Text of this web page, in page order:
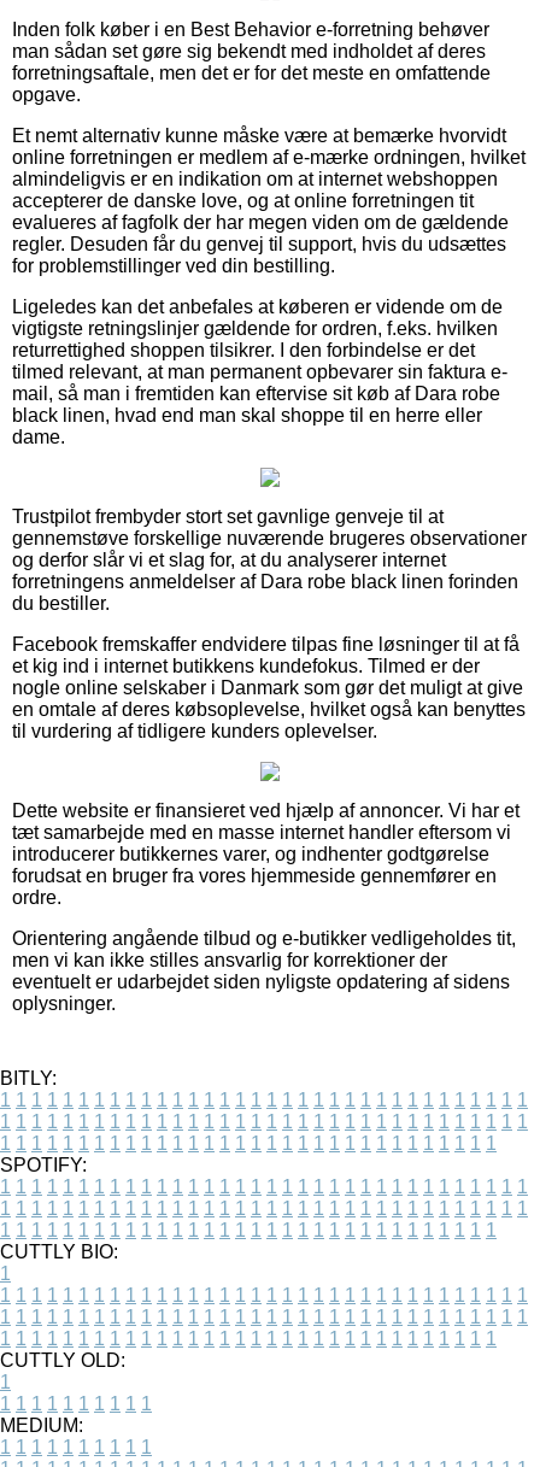
Inden folk køber i en Best Behavior e-forretning behøver
man sådan set gøre sig bekendt med indholdet af deres
forretningsaftale, men det er for det meste en omfattende
opgave.
Et nemt alternativ kunne måske være at bemærke hvorvidt
online forretningen er medlem af e-mærke ordningen, hvilket
almindeligvis er en indikation om at internet webshoppen
accepterer de danske love, og at online forretningen tit
evalueres af fagfolk der har megen viden om de gældende
regler. Desuden får du genvej til support, hvis du udsættes
for problemstillinger ved din bestilling.
Ligeledes kan det anbefales at køberen er vidende om de
vigtigste retningslinjer gældende for ordren, f.eks. hvilken
returrettighed shoppen tilsikrer. I den forbindelse er det
tilmed relevant, at man permanent opbevarer sin faktura e-
mail, så man i fremtiden kan eftervise sit køb af Dara robe
black linen, hvad end man skal shoppe til en herre eller
dame.
Trustpilot frembyder stort set gavnlige genveje til at
gennemstøve forskellige nuværende brugeres observationer
og derfor slår vi et slag for, at du analyserer internet
forretningens anmeldelser af Dara robe black linen forinden
du bestiller.
Facebook fremskaffer endvidere tilpas fine løsninger til at få
et kig ind i internet butikkens kundefokus. Tilmed er der
nogle online selskaber i Danmark som gør det muligt at give
en omtale af deres købsoplevelse, hvilket også kan benyttes
til vurdering af tidligere kunders oplevelser.
Dette website er finansieret ved hjælp af annoncer. Vi har et
tæt samarbejde med en masse internet handler eftersom vi
introducerer butikkernes varer, og indhenter godtgørelse
forudsat en bruger fra vores hjemmeside gennemfører en
ordre.
Orientering angående tilbud og e-butikker vedligeholdes tit,
men vi kan ikke stilles ansvarlig for korrektioner der
eventuelt er udarbejdet siden nyligste opdatering af sidens
oplysninger.
BITLY:
1 1 1 1 1 1 1 1 1 1 1 1 1 1 1 1 1 1 1 1 1 1 1 1 1 1 1 1 1 1 1 1 1 1
1 1 1 1 1 1 1 1 1 1 1 1 1 1 1 1 1 1 1 1 1 1 1 1 1 1 1 1 1 1 1 1 1 1
1 1 1 1 1 1 1 1 1 1 1 1 1 1 1 1 1 1 1 1 1 1 1 1 1 1 1 1 1 1 1 1
SPOTIFY:
1 1 1 1 1 1 1 1 1 1 1 1 1 1 1 1 1 1 1 1 1 1 1 1 1 1 1 1 1 1 1 1 1 1
1 1 1 1 1 1 1 1 1 1 1 1 1 1 1 1 1 1 1 1 1 1 1 1 1 1 1 1 1 1 1 1 1 1
1 1 1 1 1 1 1 1 1 1 1 1 1 1 1 1 1 1 1 1 1 1 1 1 1 1 1 1 1 1 1 1
CUTTLY BIO:
1
1 1 1 1 1 1 1 1 1 1 1 1 1 1 1 1 1 1 1 1 1 1 1 1 1 1 1 1 1 1 1 1 1 1
1 1 1 1 1 1 1 1 1 1 1 1 1 1 1 1 1 1 1 1 1 1 1 1 1 1 1 1 1 1 1 1 1 1
1 1 1 1 1 1 1 1 1 1 1 1 1 1 1 1 1 1 1 1 1 1 1 1 1 1 1 1 1 1 1 1
CUTTLY OLD:
1
1 1 1 1 1 1 1 1 1 1
MEDIUM:
1 1 1 1 1 1 1 1 1 1